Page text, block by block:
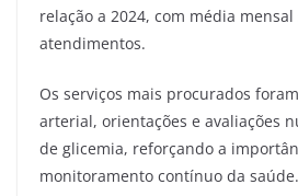
relação a 2024, com média
atendimentos.
Os serviços mais procurados
arterial, orientações e avaliações
de glicemia, reforçando a
monitoramento contínuo da saúde.